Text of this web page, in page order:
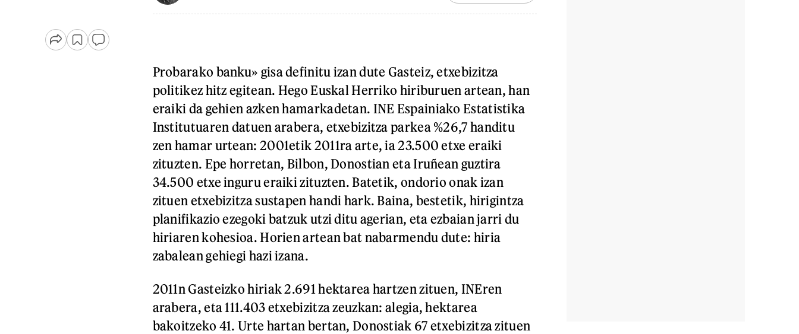
Probarako banku» gisa definitu izan dute Gasteiz, etxebizitza
politikez hitz egitean. Hego Euskal Herriko hiriburuen artean, han
eraiki da gehien azken hamarkadetan. INE Espainiako Estatistika
Institutuaren datuen arabera, etxebizitza parkea %26,7 handitu
zen hamar urtean: 2001etik 2011ra arte, ia 23.500 etxe eraiki
zituzten. Epe horretan, Bilbon, Donostian eta Iruñean guztira
34.500 etxe inguru eraiki zituzten. Batetik, ondorio onak izan
zituen etxebizitza sustapen handi hark. Baina, bestetik, hirigintza
planifikazio ezegoki batzuk utzi ditu agerian, eta ezbaian jarri du
hiriaren kohesioa. Horien artean bat nabarmendu dute: hiria
zabalean gehiegi hazi izana.
2011n Gasteizko hiriak 2.691 hektarea hartzen zituen, INEren
arabera, eta 111.403 etxebizitza zeuzkan: alegia, hektarea
bakoitzeko 41. Urte hartan bertan, Donostiak 67 etxebizitza zituen